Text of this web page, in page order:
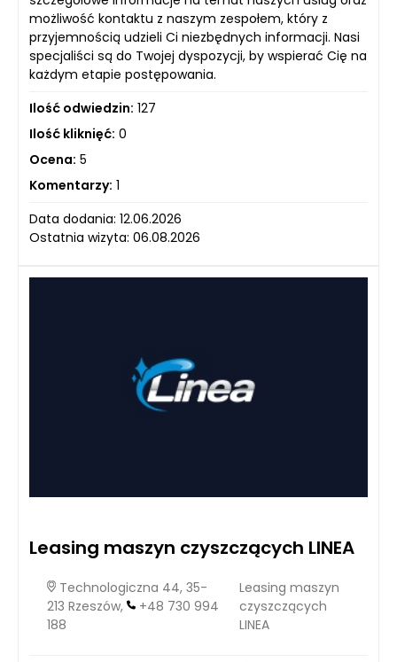
możliwość kontaktu z naszym zespołem, który z
przyjemnością udzieli Ci niezbędnych informacji. Nasi
specjaliści są do Twojej dyspozycji, by wspierać Cię na
każdym etapie postępowania.
Ilość odwiedzin: 127
Ilość kliknięć: 0
Ocena: 5
Komentarzy: 1
Data dodania: 12.06.2026
Ostatnia wizyta: 06.08.2026
Leasing maszyn czyszczących LINEA
Technologiczna 44, 35-
213 Rzeszów,
+48 730 994
188
Leasing maszyn
czyszczących
LINEA